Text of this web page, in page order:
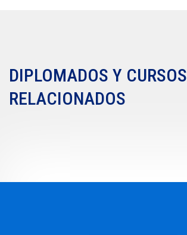
DIPLOMADOS Y CURSOS
RELACIONADOS